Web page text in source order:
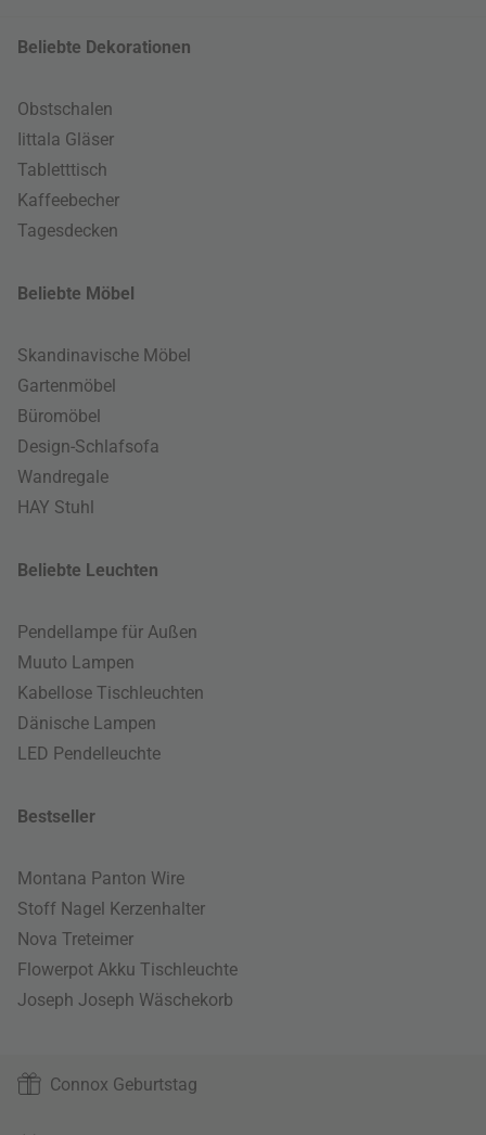
Beliebte Dekorationen
Obstschalen
Iittala Gläser
Tabletttisch
Kaffeebecher
Tagesdecken
Beliebte Möbel
Skandinavische Möbel
Gartenmöbel
Büromöbel
Design-Schlafsofa
Wandregale
HAY Stuhl
Beliebte Leuchten
Pendellampe für Außen
Muuto Lampen
Kabellose Tischleuchten
Dänische Lampen
LED Pendelleuchte
Bestseller
Montana Panton Wire
Stoff Nagel Kerzenhalter
Nova Treteimer
Flowerpot Akku Tischleuchte
Joseph Joseph Wäschekorb
Connox Geburtstag